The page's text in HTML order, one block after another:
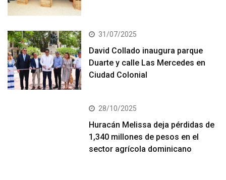
31/07/2025
David Collado inaugura parque
Duarte y calle Las Mercedes en
Ciudad Colonial
28/10/2025
Huracán Melissa deja pérdidas de
1,340 millones de pesos en el
sector agrícola dominicano